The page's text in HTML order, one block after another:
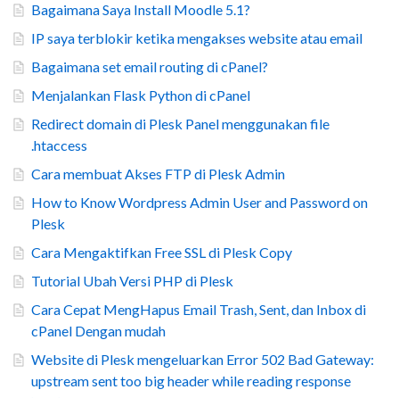
Bagaimana Saya Install Moodle 5.1?
IP saya terblokir ketika mengakses website atau email
Bagaimana set email routing di cPanel?
Menjalankan Flask Python di cPanel
Redirect domain di Plesk Panel menggunakan file
.htaccess
Cara membuat Akses FTP di Plesk Admin
How to Know Wordpress Admin User and Password on
Plesk
Cara Mengaktifkan Free SSL di Plesk Copy
Tutorial Ubah Versi PHP di Plesk
Cara Cepat MengHapus Email Trash, Sent, dan Inbox di
cPanel Dengan mudah
Website di Plesk mengeluarkan Error 502 Bad Gateway:
upstream sent too big header while reading response